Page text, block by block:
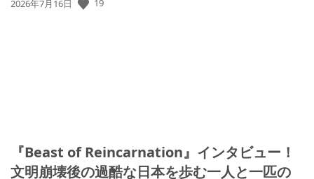
公
2026年7月16日 19
『Beast of Reincarnation』インタビュー！
文明崩壊後の過酷な日本を歩む一人と一匹の